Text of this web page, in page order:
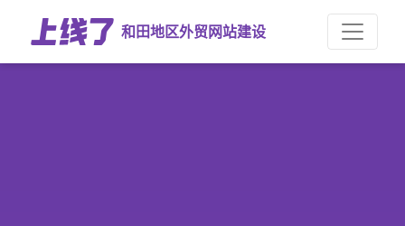
和田地区外贸网站建设